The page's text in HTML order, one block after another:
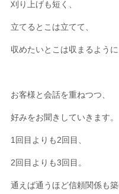
刈り上げも短く、
立てるとこは立てて、
収めたいとこは収まるように
お客様と会話を重ねつつ、
好みをお聞きしていきます。
1回目よりも2回目、
2回目よりも3回目。
通えば通うほど信頼関係も